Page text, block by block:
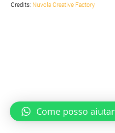
Credits: Nuvola Creative Factory
Come posso